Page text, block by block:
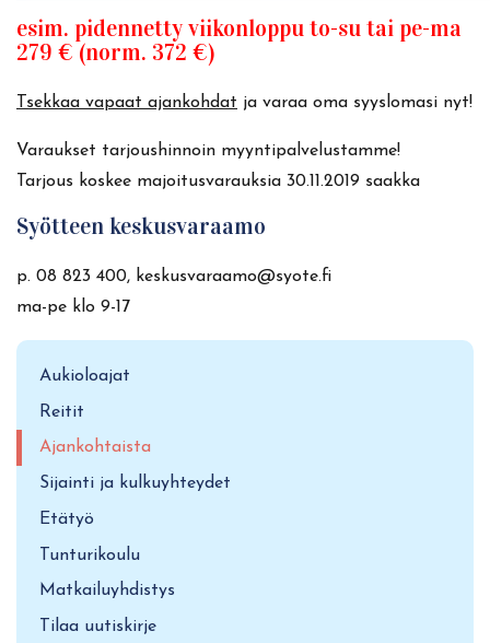
esim. pidennetty viikonloppu to-su tai pe-ma
279 € (norm. 372 €)
Tsekkaa vapaat ajankohdat ja varaa oma syyslomasi nyt!
Varaukset tarjoushinnoin myyntipalvelustamme!
Tarjous koskee majoitusvarauksia 30.11.2019 saakka
Syötteen keskusvaraamo
p. 08 823 400, keskusvaraamo@syote.fi
ma-pe klo 9-17
Aukioloajat
Reitit
Ajankohtaista
Sijainti ja kulkuyhteydet
Etätyö
Tunturikoulu
Matkailuyhdistys
Tilaa uutiskirje